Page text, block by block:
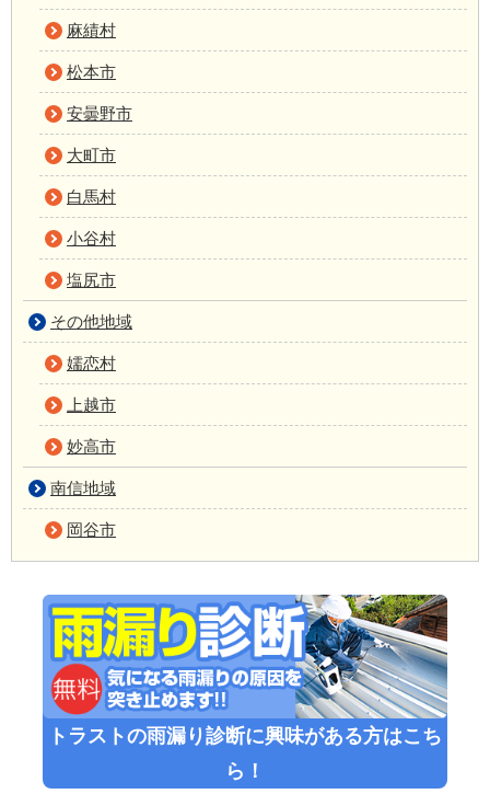
麻績村
松本市
安曇野市
大町市
白馬村
小谷村
塩尻市
その他地域
嬬恋村
上越市
妙高市
南信地域
岡谷市
トラストの雨漏り診断に興味がある方はこち
ら！